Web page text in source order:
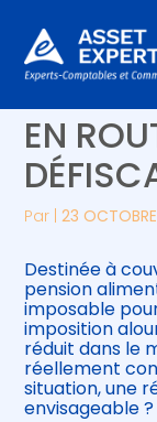
Aller
au
Créer et
Gérer votre
Piloter votre
Développer
Construire
Être prêt pour
électronique
Piloter votre
Suivre votre
Gérer vos
EN
Par |23
Destinée à
pension
imposable
imposition
réduit dans le
réellement
situation, une
envisageable ?